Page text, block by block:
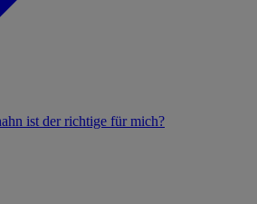
ist der richtige für mich?